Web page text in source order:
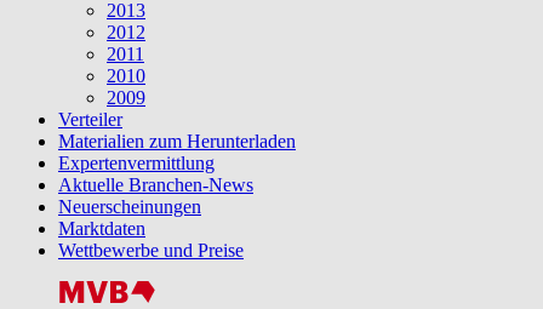
2013
2012
2011
2010
2009
Verteiler
Materialien zum Herunterladen
Expertenvermittlung
Aktuelle Branchen-News
Neuerscheinungen
Marktdaten
Wettbewerbe und Preise